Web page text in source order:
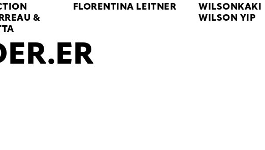
&
FLORENTINA LEITNER
WILSONKAKI
WILSON YIP